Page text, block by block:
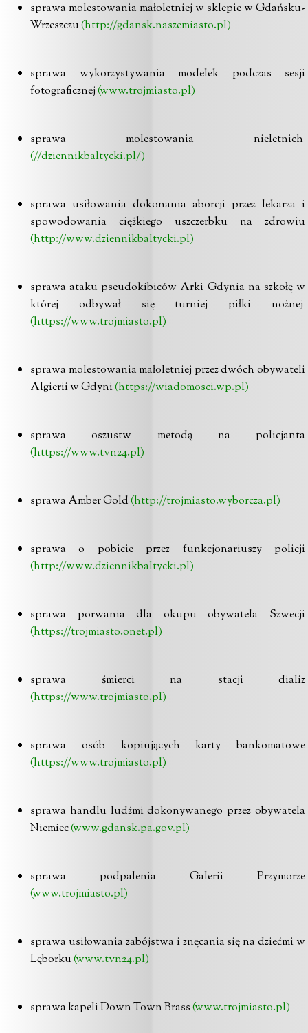
sprawa molestowania małoletniej w sklepie w Gdańsku-
Wrzeszczu(http://gdansk.naszemiasto.pl)
sprawa wykorzystywania modelek podczas sesji
fotograficznej(www.trojmiasto.pl)
sprawa molestowania nieletnich
(//dziennikbaltycki.pl/)
sprawa usiłowania dokonania aborcji przez lekarza i
spowodowania ciężkiego uszczerbku na zdrowiu
(http://www.dziennikbaltycki.pl)
sprawa ataku pseudokibiców Arki Gdynia na szkołę w
której odbywał się turniej piłki nożnej
(https://www.trojmiasto.pl)
sprawa molestowania małoletniej przez dwóch obywateli
Algierii w Gdyni(https://wiadomosci.wp.pl)
sprawa oszustw metodą na policjanta
(https://www.tvn24.pl)
sprawa Amber Gold(http://trojmiasto.wyborcza.pl)
sprawa o pobicie przez funkcjonariuszy policji
(http://www.dziennikbaltycki.pl)
sprawa porwania dla okupu obywatela Szwecji
(https://trojmiasto.onet.pl)
sprawa śmierci na stacji dializ
(https://www.trojmiasto.pl)
sprawa osób kopiujących karty bankomatowe
(https://www.trojmiasto.pl)
sprawa handlu ludźmi dokonywanego przez obywatela
Niemiec(www.gdansk.pa.gov.pl)
sprawa podpalenia Galerii Przymorze
(www.trojmiasto.pl)
sprawa usiłowania zabójstwa i znęcania się na dziećmi w
Lęborku(www.tvn24.pl)
sprawa kapeli Down Town Brass(www.trojmiasto.pl)